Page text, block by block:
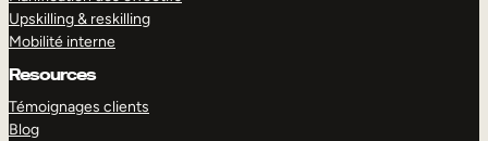
Upskilling & reskilling
Mobilité interne
Resources
Témoignages clients
Blog